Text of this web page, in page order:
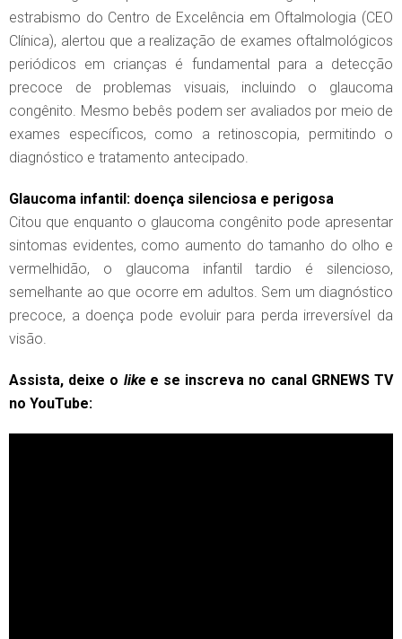
estrabismo do Centro de Excelência em Oftalmologia (CEO
Clínica), alertou que a realização de exames oftalmológicos
periódicos em crianças é fundamental para a detecção
precoce de problemas visuais, incluindo o glaucoma
congênito. Mesmo bebês podem ser avaliados por meio de
exames específicos, como a retinoscopia, permitindo o
diagnóstico e tratamento antecipado.
Glaucoma infantil: doença silenciosa e perigosa
Citou que enquanto o glaucoma congênito pode apresentar
sintomas evidentes, como aumento do tamanho do olho e
vermelhidão, o glaucoma infantil tardio é silencioso,
semelhante ao que ocorre em adultos. Sem um diagnóstico
precoce, a doença pode evoluir para perda irreversível da
visão.
Assista, deixe o likee se inscreva no canal GRNEWS TV
no YouTube: